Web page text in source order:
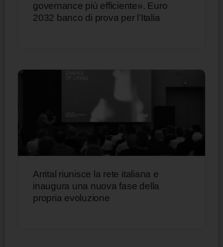
governance più efficiente». Euro
2032 banco di prova per l’Italia
Arrital riunisce la rete italiana e
inaugura una nuova fase della
propria evoluzione